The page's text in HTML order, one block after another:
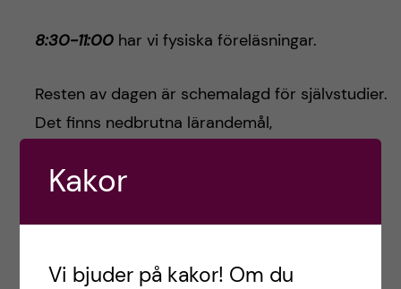
8:30-11:00har vi fysiska föreläsningar.
Resten av dagen är schemalagd för självstudier.
Det finns nedbrutna lärandemål,
Canvas, portalen KI studenterna använder. Du
Kakor
Vi bjuder på kakor! Om du